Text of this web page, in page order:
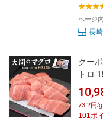
ページ
長
クー
トロ
中元
大間
高級
73.2円/
101ポ